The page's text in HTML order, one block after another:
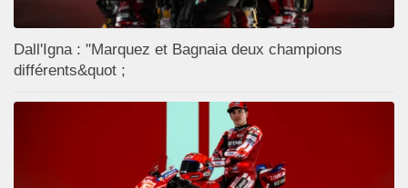
Dall'Igna : "Marquez et Bagnaia deux champions
différents&quot ;